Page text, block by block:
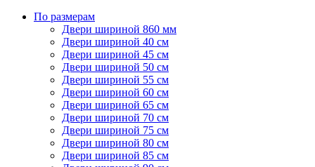
По размерам
Двери шириной 860 мм
Двери шириной 40 см
Двери шириной 45 см
Двери шириной 50 см
Двери шириной 55 см
Двери шириной 60 см
Двери шириной 65 см
Двери шириной 70 см
Двери шириной 75 см
Двери шириной 80 см
Двери шириной 85 см